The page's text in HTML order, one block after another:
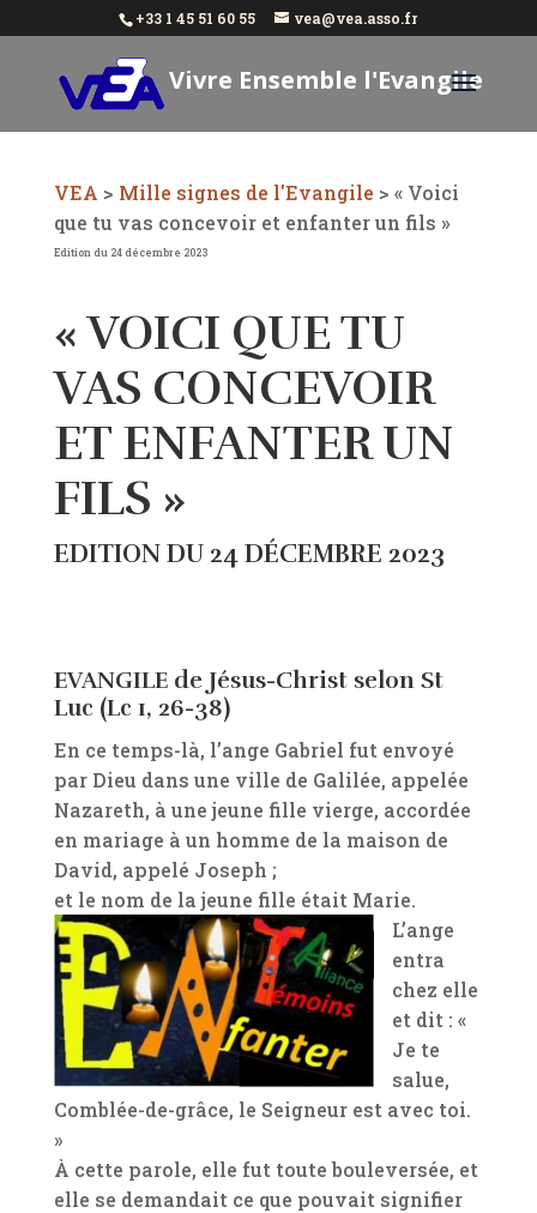
+33 1 45 51 60 55 vea@vea.asso.fr
Vivre Ensemble l'Evangile
VEA > Mille signes de l'Evangile > « Voici
que tu vas concevoir et enfanter un fils »
Edition du 24 décembre 2023
« VOICI QUE TU
VAS CONCEVOIR
ET ENFANTER UN
FILS »
EDITION DU 24 DÉCEMBRE 2023
EVANGILE de Jésus-Christ selon St
Luc (Lc 1, 26-38)
En ce temps-là, l’ange Gabriel fut envoyé
par Dieu dans une ville de Galilée, appelée
Nazareth, à une jeune fille vierge, accordée
en mariage à un homme de la maison de
David, appelé Joseph ;
et le nom de la jeune fille était Marie.
L’ange
entra
chez elle
et dit : «
Je te
salue,
Comblée-de-grâce, le Seigneur est avec toi.
»
À cette parole, elle fut toute bouleversée, et
elle se demandait ce que pouvait signifier